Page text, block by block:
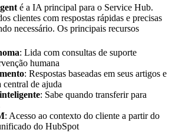
é a IA principal para o Service Hub.
clientes com respostas rápidas e precisas
necessário. Os principais recursos
: Lida com consultas de suporte
humana
: Respostas baseadas em seus artigos e
central de ajuda
: Sabe quando transferir para
: Acesso ao contexto do cliente a partir do
do HubSpot